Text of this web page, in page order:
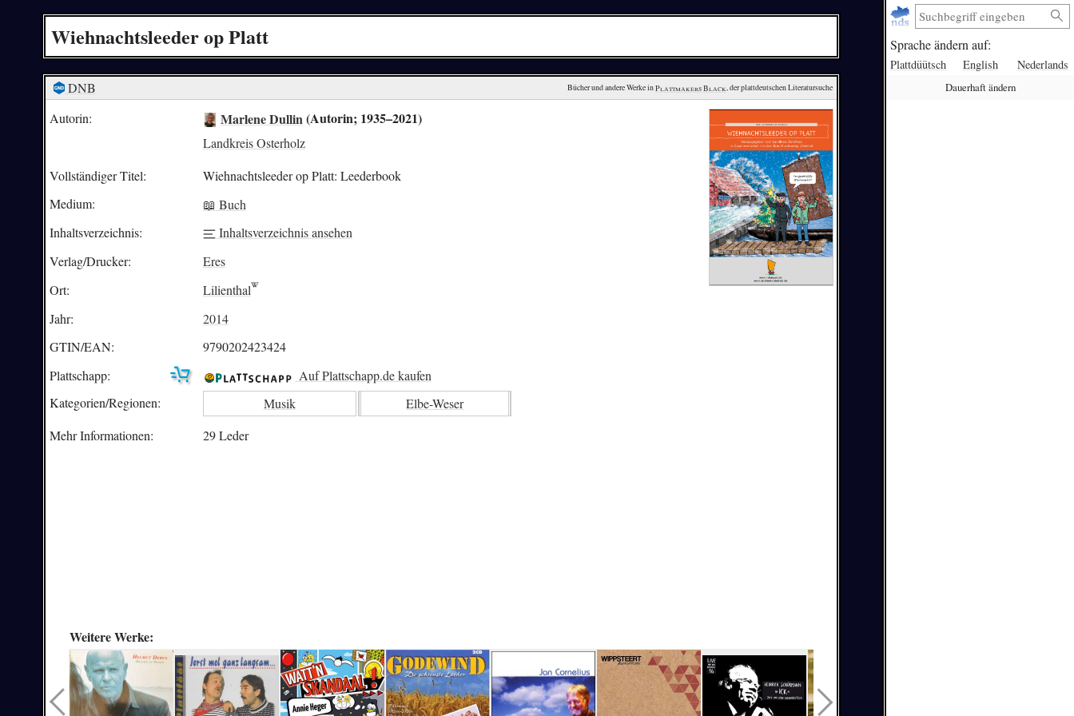
Sprache ändern auf:
Plattdüütsch English Nederlands
Dauerhaft ändern
Wiehnachtsleeder op Platt
DNB Bücher und andere Werke in Plattmakers Black, der plattdeutschen Literatursuche
Autorin: Marlene Dullin (Autorin; 1935–2021)
Landkreis Osterholz
Vollständiger Titel:
Wiehnachtsleeder op Platt: Leederbook
Medium:
📖 Buch
Inhaltsverzeichnis:
Inhaltsverzeichnis ansehen
Verlag/Drucker:
Eres
Ort:
Lilienthal
Jahr:
2014
GTIN/EAN:
9790202423424
Plattschapp:
Auf Plattschapp.de kaufen
Kategorien/Regionen: Musik
Elbe-Weser
Mehr Informationen:
29 Leder
Weitere Werke: